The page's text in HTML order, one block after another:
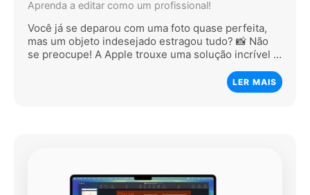
Aprenda a editar como um profissional!
Você já se deparou com uma foto quase perfeita,
mas um objeto indesejado estragou tudo? 📸 Não
se preocupe! A Apple trouxe uma solução incrível …
LER MAIS